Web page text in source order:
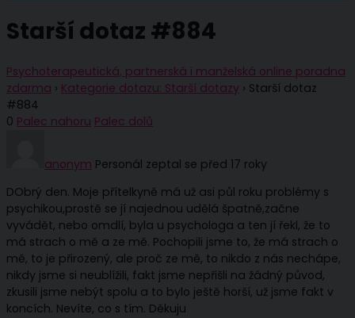
Starší dotaz #884
Psychoterapeutická, partnerská i manželská online poradna
zdarma › Kategorie dotazu: Starší dotazy › Starší dotaz
#884
0 Palec nahoru Palec dolů
anonym Personál zeptal se před 17 roky
DObrý den. Moje přítelkyně má už asi půl roku problémy s
psychikou,prostě se jí najednou udělá špatně,začne
vyvádět, nebo omdlí, byla u psychologa a ten jí řekl, že to
má strach o mě a ze mě. Pochopili jsme to, že má strach o
mě, to je přirozený, ale proč ze mě, to nikdo z nás nechápe,
nikdy jsme si neublížili, fakt jsme nepřišli na žádný původ,
zkusili jsme nebýt spolu a to bylo ještě horší, už jsme fakt v
koncích. Nevíte, co s tím. Děkuju